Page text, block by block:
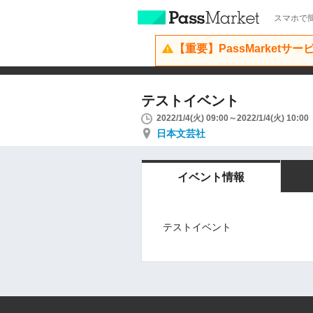
スマホで
【重要】PassMarketサー
テストイベント
2022/1/4(火) 09:00～2022/1/4(火) 10:00
日本文芸社
イベント情報
テストイベント